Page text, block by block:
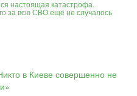
настоящая катастрофа.
за всю СВО ещё не случалось